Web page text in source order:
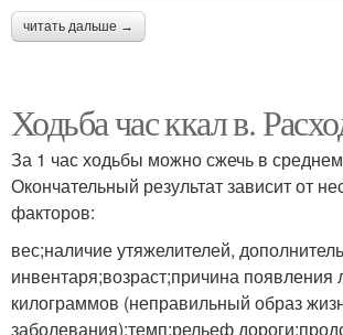
читать дальше →
Ходьба час ккал в.
За 1 час ходьбы можно сжечь в
Окончательный результат зависит от
факторов:
вес;наличие утяжелителей,
инвентаря;возраст;причина появления
килограммов (неправильный образ
заболевания);темп;рельеф